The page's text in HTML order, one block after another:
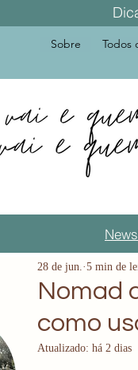
Sobre Todos
Nomad
como
28 de jun. 5 min de
Atualizado: há 2 dias